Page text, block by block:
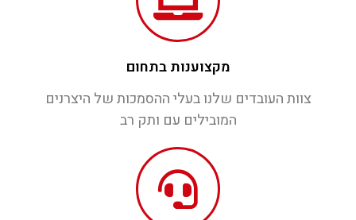
מקצוענות בתחום
צוות העובדים שלנו בעלי ההסמכות של היצרנים
המובילים עם ותק רב